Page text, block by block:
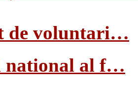
de voluntari…
national al f…